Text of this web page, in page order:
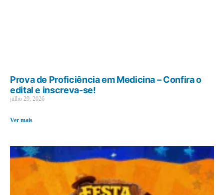
Prova de Proficiência em Medicina – Confira o
edital e inscreva-se!
julho 29, 2026
Ver mais